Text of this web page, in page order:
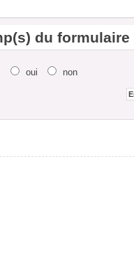
du formulaire
oui non